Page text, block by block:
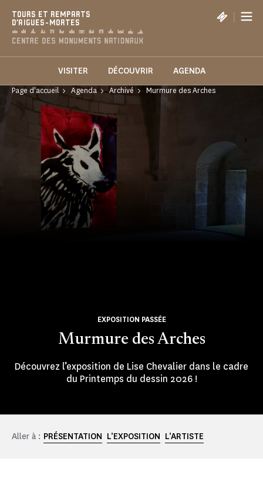
TOURS ET REMPARTS
D'AIGUES-MORTES
|
VISITER DÉCOUVRIR AGENDA
Page d'accueil Agenda Archivé Murmure des Arches
Murmure des Arches
EXPOSITION PASSÉE
Découvrez l’exposition de Lise Chevalier dans le cadre
du Printemps du dessin 2026 !
Aller à : PRÉSENTATION L’EXPOSITION L’ARTISTE